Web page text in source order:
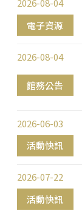
電子資源
2026-08-04
館務公告
2026-08-04
活動快訊
2026-06-03
活動快訊
2026-07-22